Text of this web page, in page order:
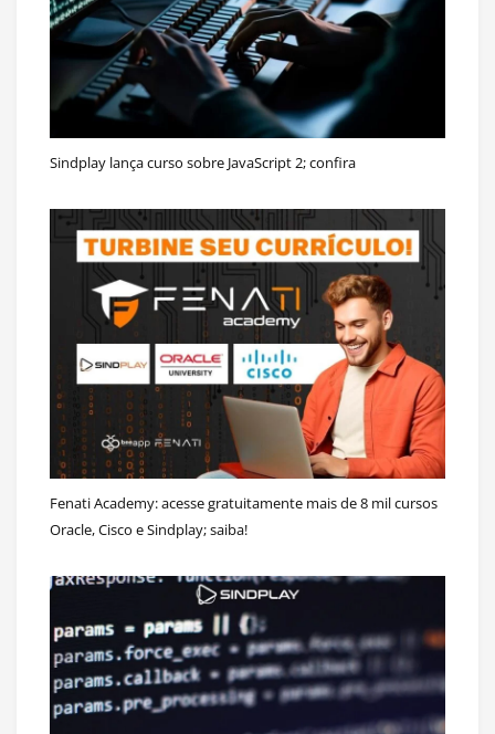
Sindplay lança curso sobre JavaScript 2; confira
Fenati Academy: acesse gratuitamente mais de 8 mil cursos
Oracle, Cisco e Sindplay; saiba!